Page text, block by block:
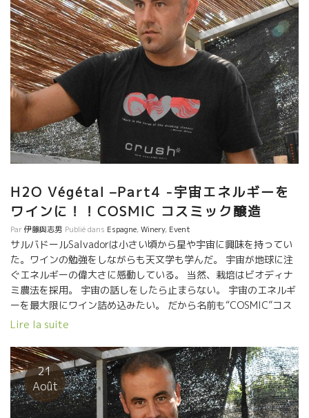
り返し練りに練った醸造方法。 自分が狙ったスタイルで、ここの
土壌を最大限に生かし、宇宙のエネルギーを液体に写したワイ
ン。 名前のごとく、スーット体と心が安定・安心してくるのを感
じる。
H2O Végétal –Part4 -宇宙エネルギーを
ワインに！！COSMIC コスミック醸造
Par伊藤與志男 Publié dans Espagne,Winery, Event
サルバドールSalvadorは小さい頃から星や宇宙に興味を持ってい
た。ワインの勉強をしながらも天文学も学んだ。 宇宙が地球に注
ぐエネルギーの偉大さに感動している。 当然、栽培はビオディナ
ミ農法を採用。 宇宙の話しをしたら止まらない。 宇宙のエネルギ
ーを最大限にワイン詰め込みたい。 だから名前も“COSMIC”コス
ミック。 ここのワインに共通するスカットした透明感は宇宙エネ
インの畑はAguyanaアグヤーナ村の山の一角、この区画は
l’Estrada レストラ―ダと云い山の麓にある最も低い標高190mの
畑。ここで昔か植えられている品種はカリニャン・ブランであ
る。 この地方では、昔はカリニャン・ブランが主力品種だった。
ここでも近代化の流れで、他の売りやすい品種に植え代えられて
Lire la suite
21
Août